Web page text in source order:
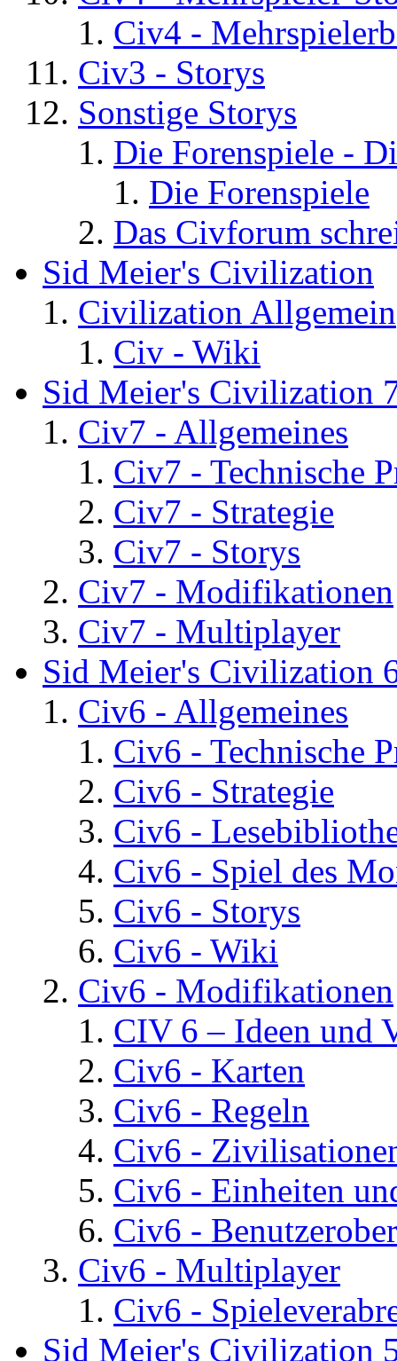
Civ4 -
Civ3 - Storys
Sonstige Storys
Die Forenspiele -
Die Forenspiele
Das Civforum
Sid Meier's Civilization
Civilization Allgemein
Civ - Wiki
Sid Meier's Civilization
Civ7 - Allgemeines
Civ7 - Technische
Civ7 - Strategie
Civ7 - Storys
Civ7 - Modifikationen
Civ7 - Multiplayer
Sid Meier's Civilization
Civ6 - Allgemeines
Civ6 - Technische
Civ6 - Strategie
Civ6 -
Civ6 - Spiel des
Civ6 - Storys
Civ6 - Wiki
Civ6 - Modifikationen
CIV 6 – Ideen und
Civ6 - Karten
Civ6 - Regeln
Civ6 -
Civ6 - Einheiten
Civ6 -
Civ6 - Multiplayer
Civ6 -
Sid Meier's Civilization